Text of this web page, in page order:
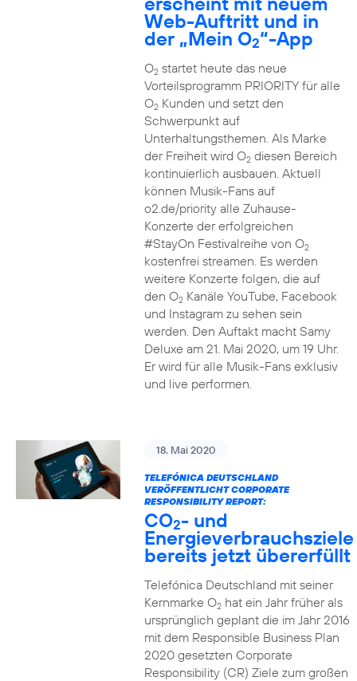
Web-Auftritt und in
der „Mein O2“-App
O2startet heute das neue
Vorteilsprogramm PRIORITY für alle
O2Kunden und setzt den
Schwerpunkt auf
Unterhaltungsthemen. Als Marke
der Freiheit wird O2diesen Bereich
kontinuierlich ausbauen. Aktuell
können Musik-Fans auf
o2.de/priority alle Zuhause-
Konzerte der erfolgreichen
#StayOn Festivalreihe von O2
kostenfrei streamen. Es werden
weitere Konzerte folgen, die auf
den O2Kanäle YouTube, Facebook
und Instagram zu sehen sein
werden. Den Auftakt macht Samy
Deluxe am 21. Mai 2020, um 19 Uhr.
Er wird für alle Musik-Fans exklusiv
und live performen.
18. Mai 2020
TELEFÓNICA DEUTSCHLAND
VERÖFFENTLICHT CORPORATE
RESPONSIBILITY REPORT:
CO2- und
Energieverbrauchsziele
bereits jetzt übererfüllt
Telefónica Deutschland mit seiner
Kernmarke O2hat ein Jahr früher als
ursprünglich geplant die im Jahr 2016
mit dem Responsible Business Plan
2020 gesetzten Corporate
Responsibility (CR) Ziele zum großen